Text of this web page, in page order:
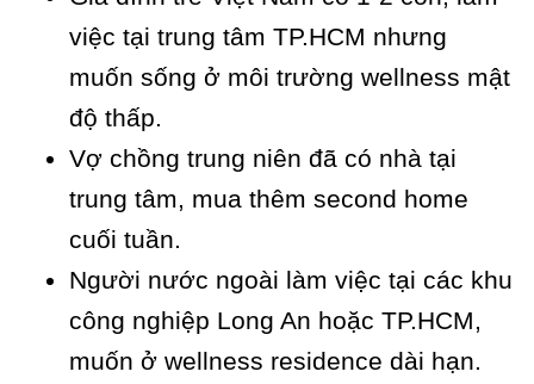
việc tại trung tâm TP.HCM nhưng
muốn sống ở môi trường wellness mật
độ thấp.
Vợ chồng trung niên đã có nhà tại
trung tâm, mua thêm second home
cuối tuần.
Người nước ngoài làm việc tại các khu
công nghiệp Long An hoặc TP.HCM,
muốn ở wellness residence dài hạn.